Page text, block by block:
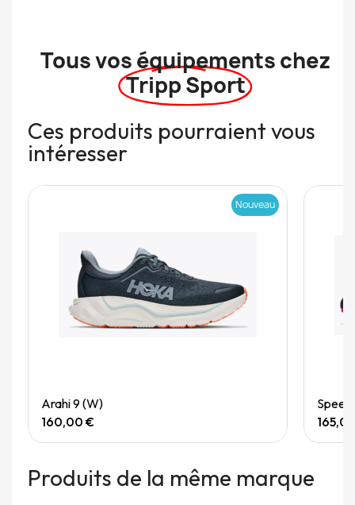
Tous vos équipements chez
Tripp Sport
Ces produits pourraient vous
intéresser
Nouveau
Arahi 9 (W)
160,00 €
Produits de la même marque